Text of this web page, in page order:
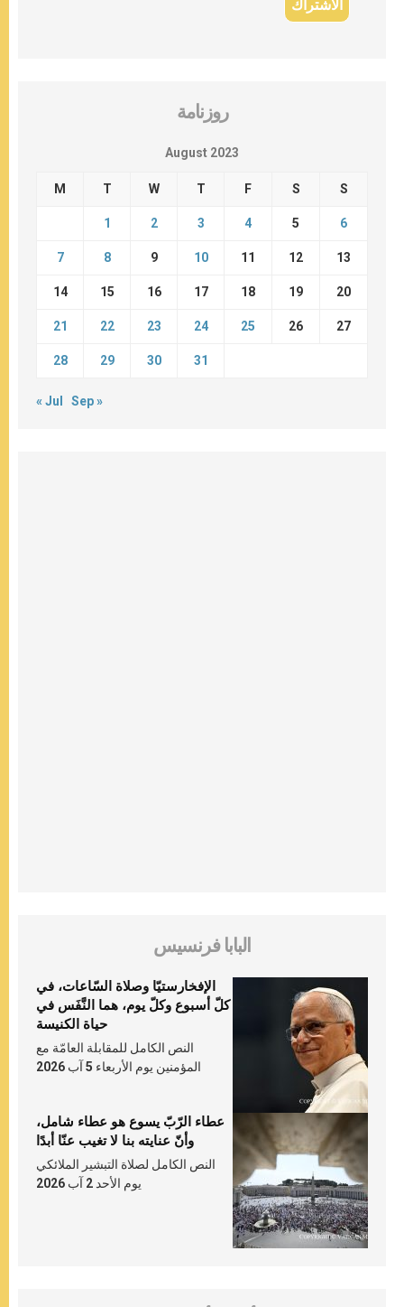
روزنامة
August 2023
M T W T F S S
1 2 3 4 5 6
7 8 9 10 11 12 13
14 15 16 17 18 19 20
21 22 23 24 25 26 27
28 29 30 31
« Jul Sep »
البابا فرنسيس
الإفخارستيّا وصلاة السّاعات، في
كلّ أسبوع وكلّ يوم، هما النَّفَس في
حياة الكنيسة
النص الكامل للمقابلة العامّة مع
المؤمنين يوم الأربعاء 5 آب 2026
عطاء الرّبّ يسوع هو عطاء شامل،
وأنّ عنايته بنا لا تغيب عنّا أبدًا
النص الكامل لصلاة التبشير الملائكي
يوم الأحد 2 آب 2026